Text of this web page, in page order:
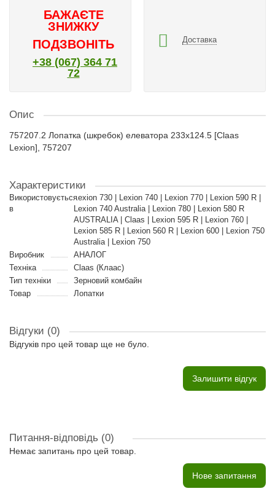
БАЖАЄТЕ
ЗНИЖКУ
ПОДЗВОНІТЬ
+38 (067) 364 71
72
Доставка
Опис
757207.2 Лопатка (шкребок) елеватора 233x124.5 [Claas
Lexion], 757207
Характеристики
Використовується
в
Lexion 730 | Lexion 740 | Lexion 770 | Lexion 590 R |
Lexion 740 Australia | Lexion 780 | Lexion 580 R
AUSTRALIA | Claas | Lexion 595 R | Lexion 760 |
Lexion 585 R | Lexion 560 R | Lexion 600 | Lexion 750
Australia | Lexion 750
Виробник
АНАЛОГ
Техніка
Claas (Клаас)
Тип техніки
Зерновий комбайн
Товар
Лопатки
Відгуки (0)
Відгуків про цей товар ще не було.
Залишити відгук
Питання-відповідь (0)
Немає запитань про цей товар.
Нове запитання